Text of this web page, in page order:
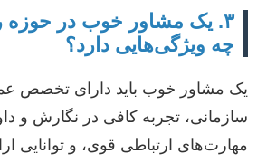
۳. یک مشاور خوب در حوزه
چه ویژگی‌هایی دارد؟
یک مشاور خوب باید دارای تخصص
سازمانی، تجربه کافی در نگارش و
مهارت‌های ارتباطی قوی، و توانایی